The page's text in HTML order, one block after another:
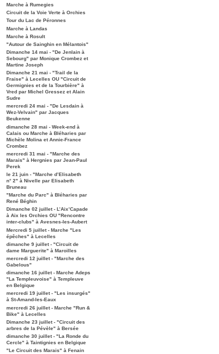
Marche à Rumegies
Circuit de la Voie Verte à Orchies
Tour du Lac de Péronnes
Marche à Landas
Marche à Rosult
"Autour de Sainghin en Mélantois"
Dimanche 14 mai - "De Jenlain à
Sebourg" par Monique Crombez et
Martine Joseph
Dimanche 21 mai - "Trail de la
Fraise" à Lecelles OU "Circuit de
Germignies et de la Tourbière" à
Vred par Michel Gressez et Alain
Sudre
mercredi 24 mai - "De Lesdain à
Wez-Velvain" par Jacques
Beukenne
dimanche 28 mai - Week-end à
Calais ou Marche à Bléharies par
Michèle Molina et Annie-France
Crombez
mercredi 31 mai - "Marche des
Marais" à Hergnies par Jean-Paul
Perek
le 21 juin - "Marche d’Elisabeth
n° 2" à Nivelle par Elisabeth
Bruneau
"Marche du Parc" à Bléharies par
René Béghin
Dimanche 02 juillet - L’Aix’Capade
à Aix les Orchies OU "Rencontre
inter-clubs" à Avesnes-les-Aubert
Mercredi 5 juillet - Marche "Les
épêches" à Lecelles
dimanche 9 juillet - "Circuit de
dame Marguerite" à Maroilles
mercredi 12 juillet - "Marche des
Gabelous"
dimanche 16 juillet - Marche Adeps
"La Templeuvoise" à Templeuve
en Belgique
mercredi 19 juillet - "Les insurgés"
à St-Amand-les-Eaux
mercredi 26 juillet - Marche "Run &
Bike" à Lecelles
Dimanche 23 juillet - "Circuit des
arbres de la Pévèle" à Bersée
dimanche 30 juillet - "La Ronde du
Cercle" à Taintignies en Belgique
"Le Circuit des Marais" à Fenain